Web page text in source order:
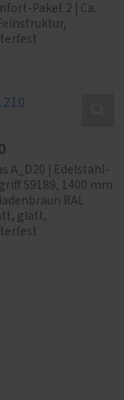
Paket 2 | Ca.
A_D20 | Edelstahl-
S9189, 1400 mm
RAL
glatt,